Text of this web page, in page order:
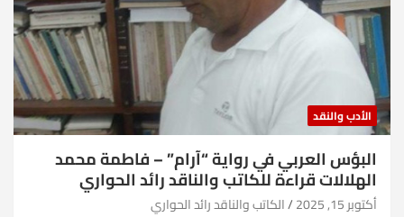
الأدب والنقد
البؤس العربي في رواية “آرام” – فاطمة محمد
الهلالات قراءة للكاتب والناقد رائد الحواري
أكتوبر 15, 2025 الكاتب والناقد رائد الحواري